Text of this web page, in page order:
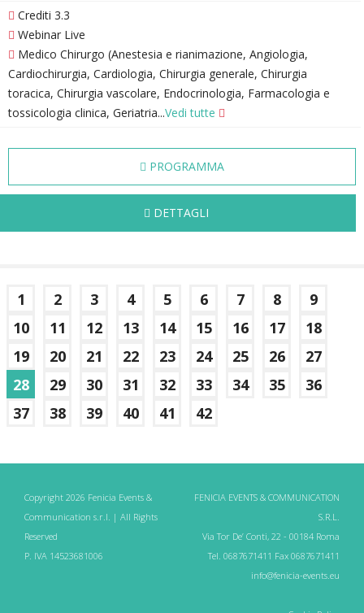
Crediti 3.3
Webinar Live
Medico Chirurgo (Anestesia e rianimazione, Angiologia,
Cardiochirurgia, Cardiologia, Chirurgia generale, Chirurgia
toracica, Chirurgia vascolare, Endocrinologia, Farmacologia e
tossicologia clinica, Geriatria...Vedi tutte
PROGRAMMA
DETTAGLI
1 2 3 4 5 6 7 8
9
10
11 12 13 14 15 16 17
18
19
20 21 22 23 24 25 26
27
28
29 30 31 32 33 34 35
36
37
38 39 40 41 42
Copyright 2026 Fenicia Events &
Communication s.r.l. | All Rights
Reserved
P. IVA 14523681006
FENICIA EVENTS & COMMUNICATION
S.R.L.
Via Tor De’ Conti, 22 - 00184 Roma
Tel. 0687671411 Fax 0687671411
info@fenicia-events.eu